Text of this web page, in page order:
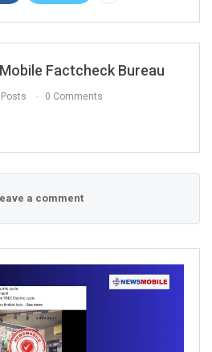
Factcheck Bureau
0 Comments
a comment